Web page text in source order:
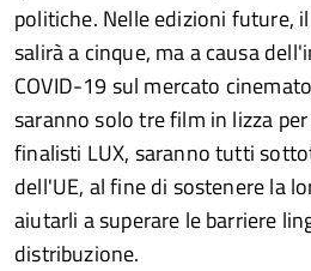
politiche. Nelle edizioni future,
salirà a cinque, ma a causa
COVID-19 sul mercato
saranno solo tre film in lizza
finalisti LUX, saranno tutti
dell'UE, al fine di sostenere la
aiutarli a superare le barriere
distribuzione.